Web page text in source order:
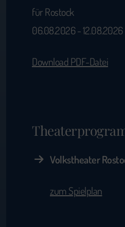
für Rostock
06.08.2026 - 12.08.2026
Download PDF-Datei
Volkstheater
zum Spielplan